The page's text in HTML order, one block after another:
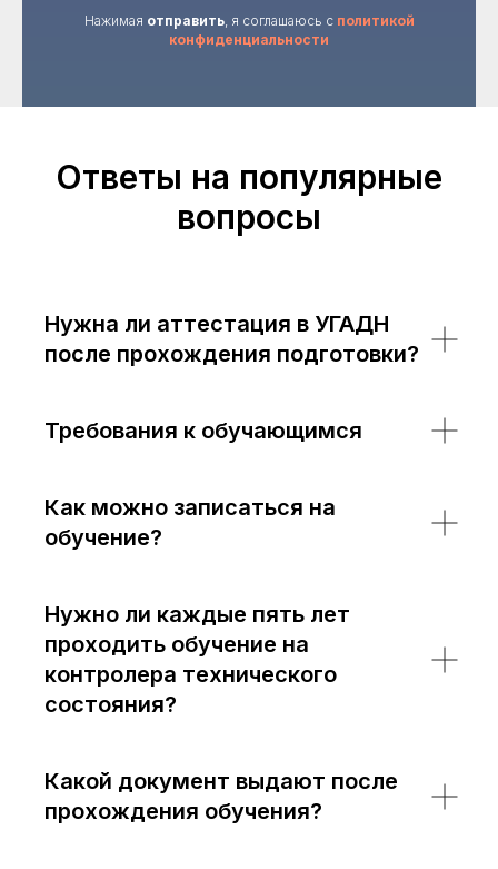
Нажимая отправить, я соглашаюсь с политикой
конфиденциальности
Ответы на популярные
вопросы
Нужна ли аттестация в УГАДН
после прохождения подготовки?
Требования к обучающимся
Как можно записаться на
обучение?
Нужно ли каждые пять лет
проходить обучение на
контролера технического
состояния?
Какой документ выдают после
прохождения обучения?